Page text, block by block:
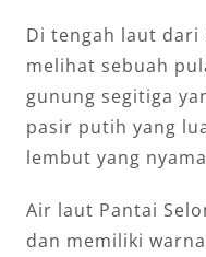
Di tengah laut
melihat sebuah
gunung segitiga
pasir putih yang
lembut yang
Air laut Pantai
dan memiliki